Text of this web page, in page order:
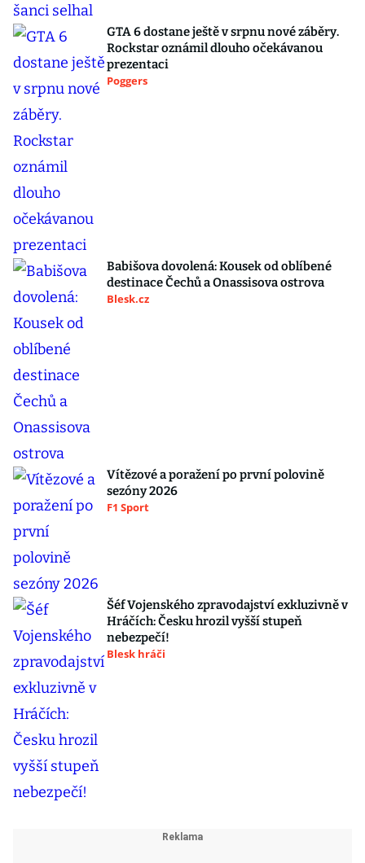
GTA 6 dostane ještě v srpnu nové záběry.
Rockstar oznámil dlouho očekávanou
prezentaci
Poggers
Babišova dovolená: Kousek od oblíbené
destinace Čechů a Onassisova ostrova
Blesk.cz
Vítězové a poražení po první polovině
sezóny 2026
F1 Sport
Šéf Vojenského zpravodajství exkluzivně v
Hráčích: Česku hrozil vyšší stupeň
nebezpečí!
Blesk hráči